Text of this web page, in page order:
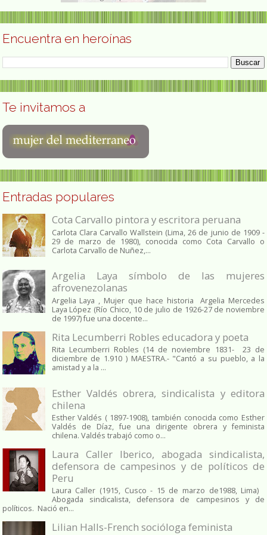
Encuentra en heroínas
Te invitamos a
Entradas populares
Cota Carvallo pintora y escritora peruana
Carlota Clara Carvallo Wallstein (Lima, 26 de junio de 1909 -
29 de marzo de 1980), conocida como Cota Carvallo o
Carlota Carvallo de Nuñez,...
Argelia Laya símbolo de las mujeres
afrovenezolanas
Argelia Laya , Mujer que hace historia Argelia Mercedes
Laya López (Río Chico, 10 de julio de 1926-27 de noviembre
de 1997) fue una docente...
Rita Lecumberri Robles educadora y poeta
Rita Lecumberri Robles (14 de noviembre 1831- 23 de
diciembre de 1.910 ) MAESTRA.- "Cantó a su pueblo, a la
amistad y a la ...
Esther Valdés obrera, sindicalista y editora
chilena
Esther Valdés ( 1897-1908), también conocida como Esther
Valdés de Díaz, fue una dirigente obrera y feminista
chilena. Valdés trabajó como o...
Laura Caller Iberico, abogada sindicalista,
defensora de campesinos y de políticos de
Peru
Laura Caller (1915, Cusco - 15 de marzo de1988, Lima)
Abogada sindicalista, defensora de campesinos y de
políticos. Nació en...
Lilian Halls-French socióloga feminista